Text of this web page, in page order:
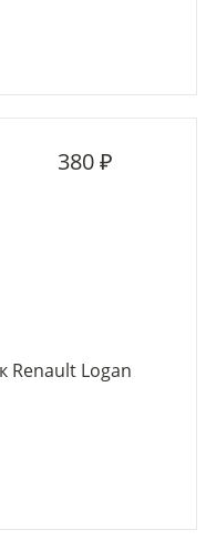
380 ₽
Renault Logan